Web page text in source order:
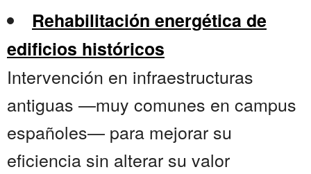
Rehabilitación energética de
edificios históricos
Intervención en infraestructuras
antiguas —muy comunes en campus
españoles— para mejorar su
eficiencia sin alterar su valor